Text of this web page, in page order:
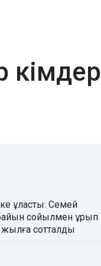
кімдер
ұласты: Семей
сойылмен ұрып
жылға сотталды